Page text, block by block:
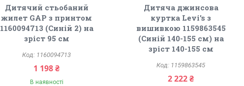
Дитячий стьобаний
жилет GAP з принтом
1160094713 (Синій 2) на
зріст 95 см
1160094713
1 198 ₴
В наявності
Дитяча джинсова
куртка Levi's з
вишивкою 1159863545
(Синій 140-155 см) на
зріст 140-155 см
1159863545
2 222 ₴